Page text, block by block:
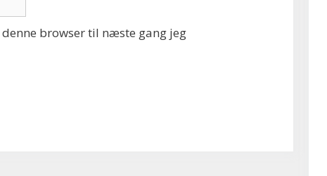
browser til næste gang jeg